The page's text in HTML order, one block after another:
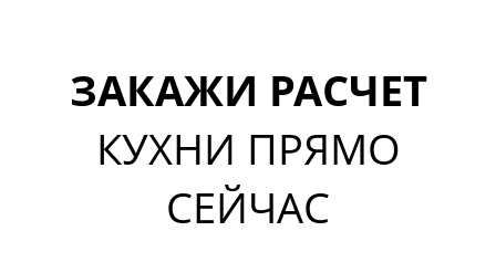
ЗАКАЖИ РАСЧЕТ
КУХНИ ПРЯМО
СЕЙЧАС